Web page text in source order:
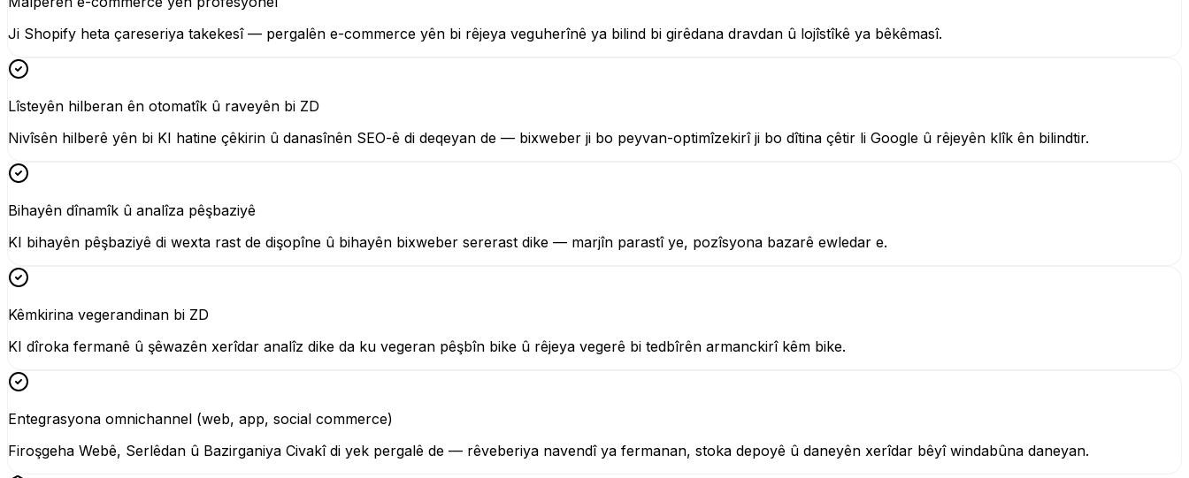
Ji Shopify heta çareseriya takekesî — pergalên e-commerce yên bi rêjeya veguherînê ya bilind bi girêdana dravdan û lojîstîkê ya bêkêmasî.
Lîsteyên hilberan ên otomatîk û raveyên bi ZD
Nivîsên hilberê yên bi KI hatine çêkirin û danasînên SEO-ê di deqeyan de — bixweber ji bo peyvan-optimîzekirî ji bo dîtina çêtir li Google û rêjeyên klîk ên bilindtir.
Bihayên dînamîk û analîza pêşbaziyê
KI bihayên pêşbaziyê di wexta rast de dişopîne û bihayên bixweber sererast dike — marjîn parastî ye, pozîsyona bazarê ewledar e.
Kêmkirina vegerandinan bi ZD
KI dîroka fermanê û şêwazên xerîdar analîz dike da ku vegeran pêşbîn bike û rêjeya vegerê bi tedbîrên armanckirî kêm bike.
Entegrasyona omnichannel (web, app, social commerce)
Firoşgeha Webê, Serlêdan û Bazirganiya Civakî di yek pergalê de — rêveberiya navendî ya fermanan, stoka depoyê û daneyên xerîdar bêyî windabûna daneyan.